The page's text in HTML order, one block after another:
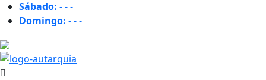
Sábado: ---
Domingo: ---